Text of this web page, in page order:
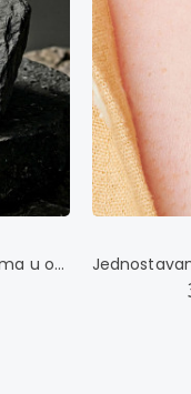
Privezak sa svetlucavim kristalima u obliku ribe